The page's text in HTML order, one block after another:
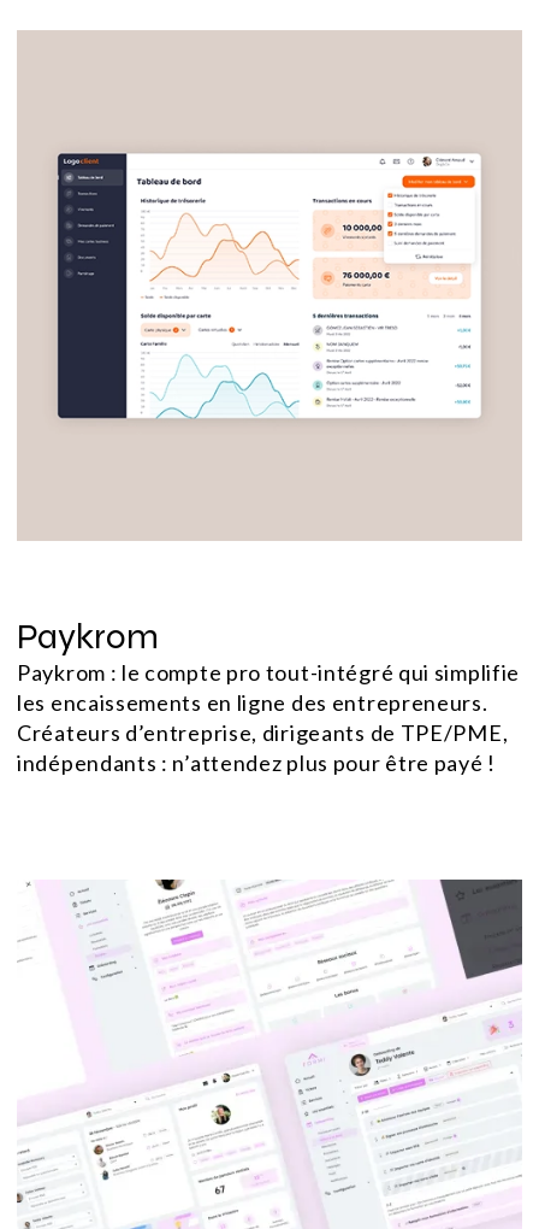
Paykrom
Paykrom : le compte pro tout-intégré qui simplifie
les encaissements en ligne des entrepreneurs.
Créateurs d’entreprise, dirigeants de TPE/PME,
indépendants : n’attendez plus pour être payé !